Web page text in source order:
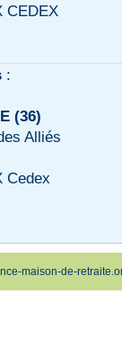
CEDEX
:
(36)
Alliés
Cedex
maison-de-